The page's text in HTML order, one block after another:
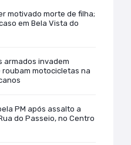
motivado morte de filha;
em Bela Vista do
armados invadem
motocicletas na
PM após assalto a
do Passeio, no Centro